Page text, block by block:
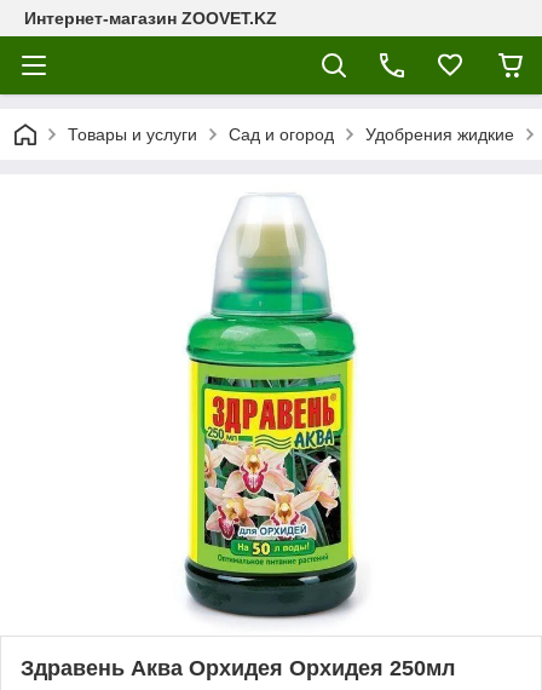
Интернет-магазин ZOOVET.KZ
Товары и услуги Сад и огород Удобрения жидкие
Здравень Аква Орхидея Орхидея 250мл